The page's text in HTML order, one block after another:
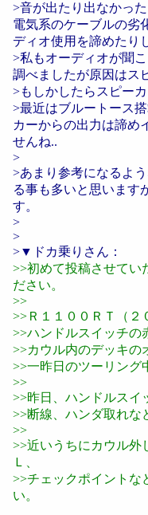
>音が出たり出なかっ
電気系のケーブルの劣
ディオ使用を諦めたり
>私もオーディオが聞
調べましたが原因はス
>もしかしたらスピー
>最近はブルートース
カーからの出力は諦め
せんね..
>
>あまり参考になるよ
る事も多いと思います
す。
>
>
>▼ドカ乗りさん：
>>初めて投稿させてい
ださい。
>>
>>Ｒ１１００ＲＴ（２
>>ハンドルスイッチの
>>カウル内のデッキの
>>一昨日のツーリング
>>
>>昨日、ハンドルスイ
>>断線、ハンダ取れな
>>
>>近いうちにカウル外
Ｌ、
>>チェックポイントな
い。